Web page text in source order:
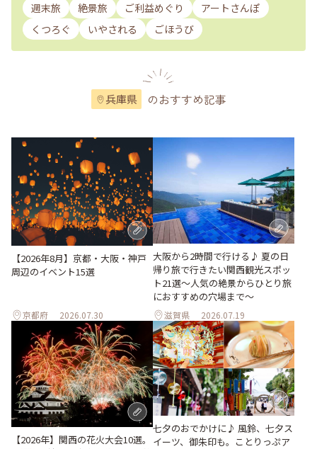
週末旅 絶景旅 ご利益めぐり
アートさんぽ
くつろぐ
いやされる ごほうび
兵庫県 のおすすめ記事
【2026年8月】京都・大阪・神戸
周辺のイベント15選
京都府 2026.07.30
大阪から2時間で行ける♪ 夏の日
帰り旅で行きたい関西観光スポッ
ト21選～人気の絶景からひとり旅
におすすめの穴場まで～
滋賀県 2026.07.19
【2026年】関西の花火大会10選。
七夕のおでかけに♪ 風鈴、七夕ス
イーツ、御朱印も。ことりっぷア